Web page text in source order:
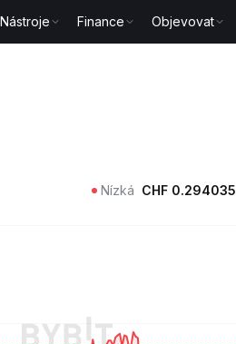
Nástroje Finance Objevovat
Nízká CHF 0.294035